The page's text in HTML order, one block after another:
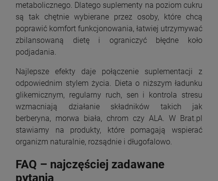
metabolicznego. Dlatego suplementy na poziom cukru
są tak chętnie wybierane przez osoby, które chcą
poprawić komfort funkcjonowania, łatwiej utrzymywać
zbilansowaną dietę i ograniczyć błędne koło
podjadania.
Najlepsze efekty daje połączenie suplementacji z
odpowiednim stylem życia. Dieta o niższym ładunku
glikemicznym, regularny ruch, sen i kontrola stresu
wzmacniają działanie składników takich jak
berberyna, morwa biała, chrom czy ALA. W Brat.pl
stawiamy na produkty, które pomagają wspierać
organizm naturalnie, rozsądnie i długofalowo.
FAQ – najczęściej zadawane
pytania